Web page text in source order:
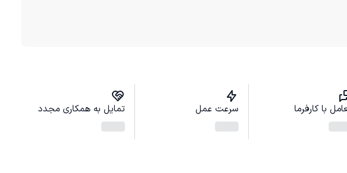
با کارفرما سرعت عمل تمایل به همکاری مجدد